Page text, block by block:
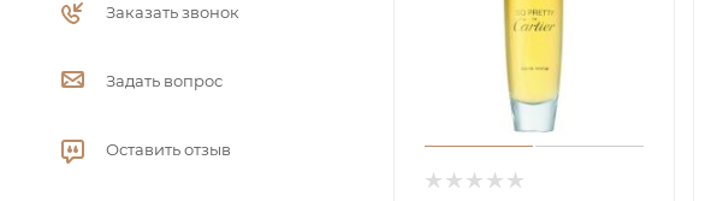
Заказать звонок
Задать вопрос
Оставить отзыв